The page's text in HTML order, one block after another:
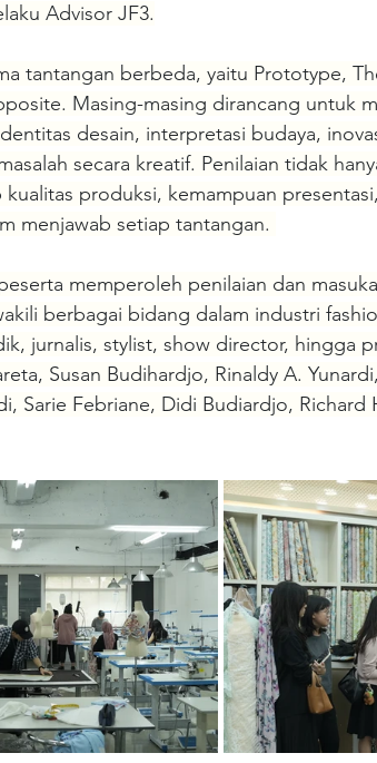
Advisor JF3.
tantangan berbeda, yaitu Prototype,
Masing-masing dirancang untuk
desain, interpretasi budaya,
secara kreatif. Penilaian tidak
produksi, kemampuan
menjawab setiap tantangan.
memperoleh penilaian dan
berbagai bidang dalam industri
jurnalis, stylist, show director, hingga
Susan Budihardjo, Rinaldy A.
Sarie Febriane, Didi Budiardjo,